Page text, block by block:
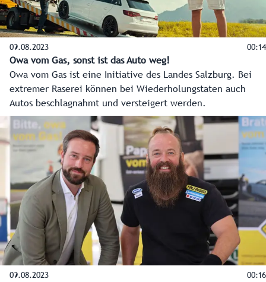
09.08.2023 00:14
Owa vom Gas, sonst ist das Auto weg!
Owa vom Gas ist eine Initiative des Landes Salzburg. Bei
extremer Raserei können bei Wiederholungstaten auch
Autos beschlagnahmt und versteigert werden.
09.08.2023 00:16